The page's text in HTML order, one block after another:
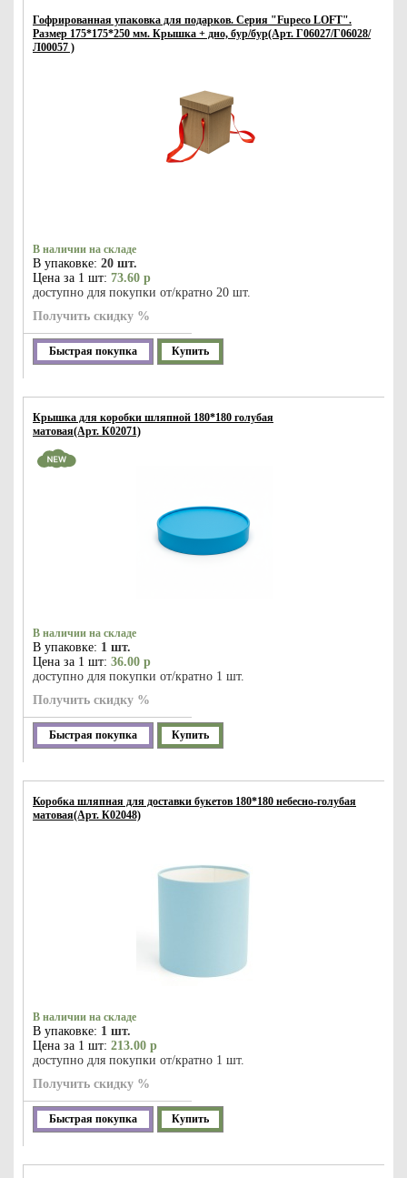
Гофрированная упаковка для подарков. Серия "Fupeco LOFT".
Размер 175*175*250 мм. Крышка + дно, бур/бур(Арт. Г06027/Г06028/
Л00057 )
В наличии на складе
В упаковке: 20 шт.
Цена за 1 шт: 73.60 р
доступно для покупки от/кратно 20 шт.
Получить скидку %
Быстрая покупка Купить
Крышка для коробки шляпной 180*180 голубая
матовая(Арт. К02071)
В наличии на складе
В упаковке: 1 шт.
Цена за 1 шт: 36.00 р
доступно для покупки от/кратно 1 шт.
Получить скидку %
Быстрая покупка Купить
Коробка шляпная для доставки букетов 180*180 небесно-голубая
матовая(Арт. К02048)
В наличии на складе
В упаковке: 1 шт.
Цена за 1 шт: 213.00 р
доступно для покупки от/кратно 1 шт.
Получить скидку %
Быстрая покупка Купить